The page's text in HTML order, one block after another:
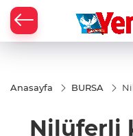
Anasayfa BURSA
Nilüferli